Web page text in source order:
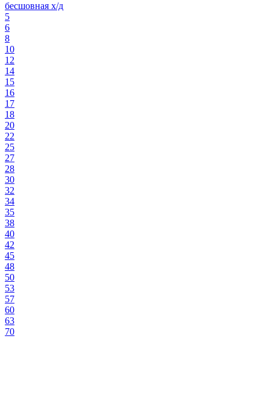
бесшовная х/д
5
6
8
10
12
14
15
16
17
18
20
22
25
27
28
30
32
34
35
38
40
42
45
48
50
53
57
60
63
70